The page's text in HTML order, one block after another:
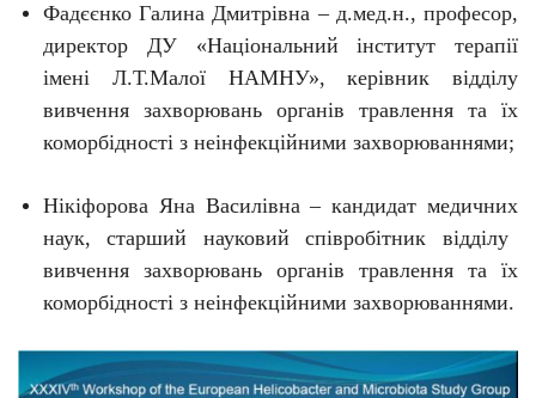
Фадєєнко Галина Дмитрівна – д.мед.н., професор,
директор ДУ «Національний інститут терапії
імені Л.Т.Малої НАМНУ», керівник відділу
вивчення захворювань органів травлення та їх
коморбідності з неінфекційними захворюваннями;
Нікіфорова Яна Василівна – кандидат медичних
наук, старший науковий співробітник відділу
вивчення захворювань органів травлення та їх
коморбідності з неінфекційними захворюваннями.